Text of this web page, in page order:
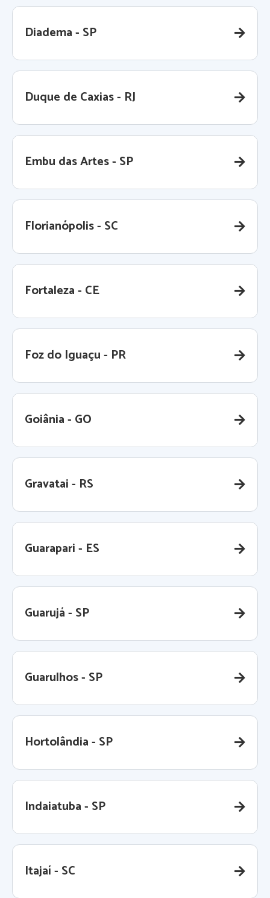
Diadema - SP
Duque de Caxias - RJ
Embu das Artes - SP
Florianópolis - SC
Fortaleza - CE
Foz do Iguaçu - PR
Goiânia - GO
Gravatai - RS
Guarapari - ES
Guarujá - SP
Guarulhos - SP
Hortolândia - SP
Indaiatuba - SP
Itajaí - SC